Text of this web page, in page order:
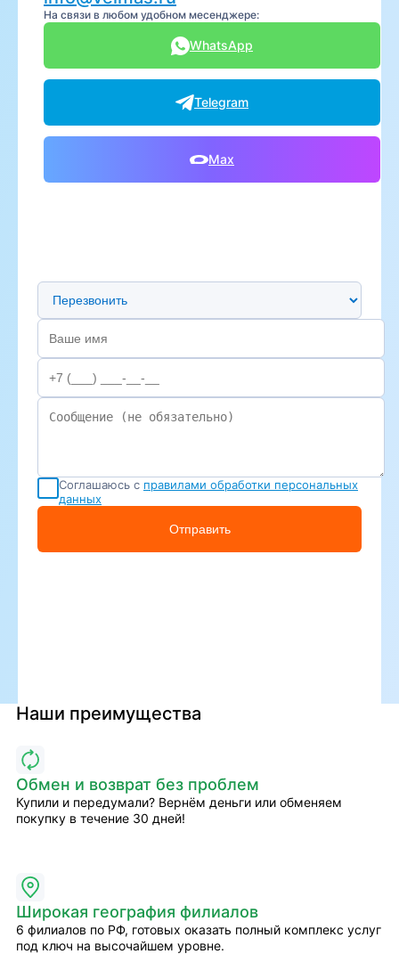
На связи в любом удобном месенджере:
WhatsApp
Telegram
Max
Предпочтительный способ связи
Соглашаюсь с правилами обработки персональных
данных
Отправить
Наши преимущества
Обмен и возврат без проблем
Купили и передумали? Вернём деньги или обменяем
покупку в течение 30 дней!
Широкая география филиалов
6 филиалов по РФ, готовых оказать полный комплекс услуг
под ключ на высочайшем уровне.